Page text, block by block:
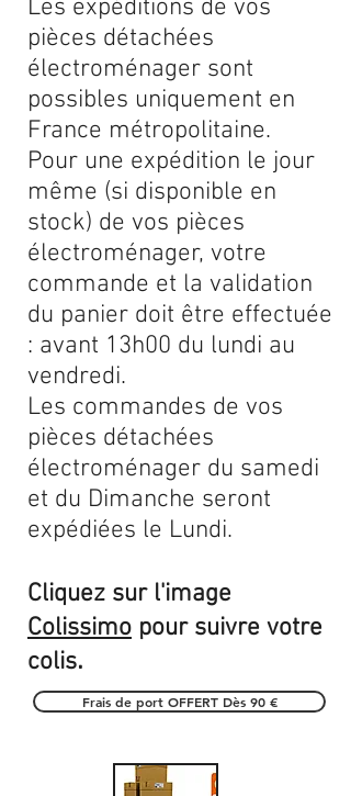
Les expéditions de vos
pièces détachées
électroménager sont
possibles uniquement en
France métropolitaine.
Pour une expédition le jour
même (si disponible en
stock) de vos pièces
électroménager, votre
commande et la validation
du panier doit être effectuée
: avant 13h00 du lundi au
vendredi.
Les commandes de vos
pièces détachées
électroménager du samedi
et du Dimanche seront
expédiées le Lundi.
Cliquez sur l'image
Colissimo pour suivre votre
colis.
Frais de port OFFERT Dès 90 €